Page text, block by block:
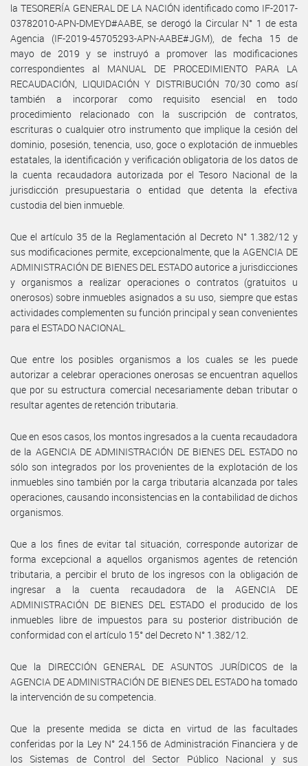
la TESORERÍA GENERAL DE LA NACIÓN identificado como IF-2017-
03782010-APN-DMEYD#AABE, se derogó la Circular N° 1 de esta
Agencia (IF-2019-45705293-APN-AABE#JGM), de fecha 15 de
mayo de 2019 y se instruyó a promover las modificaciones
correspondientes al MANUAL DE PROCEDIMIENTO PARA LA
RECAUDACIÓN, LIQUIDACIÓN Y DISTRIBUCIÓN 70/30 como así
también a incorporar como requisito esencial en todo
procedimiento relacionado con la suscripción de contratos,
escrituras o cualquier otro instrumento que implique la cesión del
dominio, posesión, tenencia, uso, goce o explotación de inmuebles
estatales, la identificación y verificación obligatoria de los datos de
la cuenta recaudadora autorizada por el Tesoro Nacional de la
jurisdicción presupuestaria o entidad que detenta la efectiva
custodia del bien inmueble.
Que el artículo 35 de la Reglamentación al Decreto N° 1.382/12 y
sus modificaciones permite, excepcionalmente, que la AGENCIA DE
ADMINISTRACIÓN DE BIENES DEL ESTADO autorice a jurisdicciones
y organismos a realizar operaciones o contratos (gratuitos u
onerosos) sobre inmuebles asignados a su uso, siempre que estas
actividades complementen su función principal y sean convenientes
para el ESTADO NACIONAL.
Que entre los posibles organismos a los cuales se les puede
autorizar a celebrar operaciones onerosas se encuentran aquellos
que por su estructura comercial necesariamente deban tributar o
resultar agentes de retención tributaria.
Que en esos casos, los montos ingresados a la cuenta recaudadora
de la AGENCIA DE ADMINISTRACIÓN DE BIENES DEL ESTADO no
sólo son integrados por los provenientes de la explotación de los
inmuebles sino también por la carga tributaria alcanzada por tales
operaciones, causando inconsistencias en la contabilidad de dichos
organismos.
Que a los fines de evitar tal situación, corresponde autorizar de
forma excepcional a aquellos organismos agentes de retención
tributaria, a percibir el bruto de los ingresos con la obligación de
ingresar a la cuenta recaudadora de la AGENCIA DE
ADMINISTRACIÓN DE BIENES DEL ESTADO el producido de los
inmuebles libre de impuestos para su posterior distribución de
conformidad con el artículo 15° del Decreto N° 1.382/12.
Que la DIRECCIÓN GENERAL DE ASUNTOS JURÍDICOS de la
AGENCIA DE ADMINISTRACIÓN DE BIENES DEL ESTADO ha tomado
la intervención de su competencia.
Que la presente medida se dicta en virtud de las facultades
conferidas por la Ley N° 24.156 de Administración Financiera y de
los Sistemas de Control del Sector Público Nacional y sus